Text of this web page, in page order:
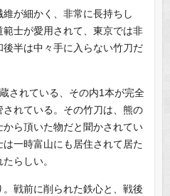
が細かく、非常に長持ちし
士が愛用されて、東京では非
半は中々手に入らない竹刀だ
されている、その内1本が完全
れている。その竹刀は、熊の
ら頂いた物だと聞かされてい
一時富山にも居住されて居た
らしい。
戦前に削られた鉄心と、戦後